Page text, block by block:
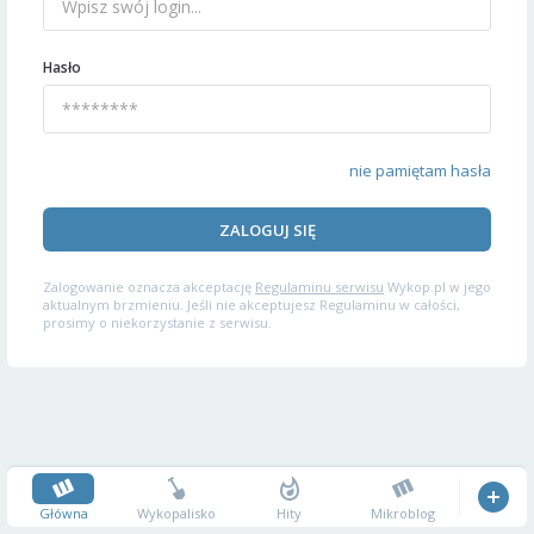
Hasło
nie pamiętam hasła
ZALOGUJ SIĘ
Zalogowanie oznacza akceptację Regulaminu serwisu Wykop.pl w jego
aktualnym brzmieniu. Jeśli nie akceptujesz Regulaminu w całości,
prosimy o niekorzystanie z serwisu.
Główna Wykopalisko Hity Mikroblog